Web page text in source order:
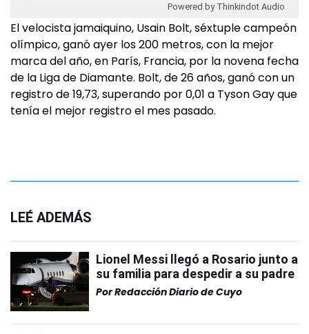
Powered by Thinkindot Audio
El velocista jamaiquino, Usain Bolt, séxtuple campeón
olímpico, ganó ayer los 200 metros, con la mejor
marca del año, en París, Francia, por la novena fecha
de la Liga de Diamante. Bolt, de 26 años, ganó con un
registro de 19,73, superando por 0,01 a Tyson Gay que
tenía el mejor registro el mes pasado.
LEÉ ADEMÁS
Lionel Messi llegó a Rosario junto a
su familia para despedir a su padre
PorRedacción Diario de Cuyo